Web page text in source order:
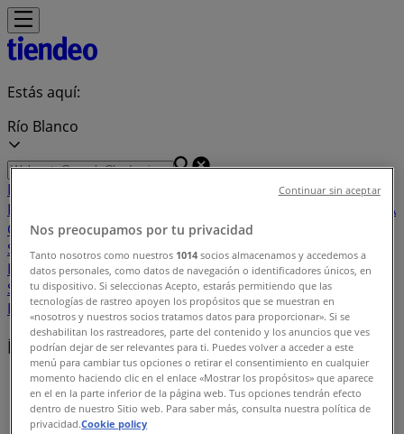
Estás aquí:
Río Blanco
Destacados
Departamentales
El Regreso A
Clases HogarFarmacias y
SaludElectrónicaFerreteríasSalud y
BellezaRestaurantesAutosBancos y
ServiciosDeporteLibrerías y PapeleríasOcioNiños
EntretenimientoÓpticas
Índice de ofertas en Río Blanco
Tiendeo en Río Blanco»
Índice de ofertas
Nos preocupamos por tu privacidad
Tanto nosotros como nuestros 1014 socios almacenamos y accedemos a
datos personales, como datos de navegación o identificadores únicos, en
tu dispositivo. Si seleccionas Acepto, estarás permitiendo que las
tecnologías de rastreo apoyen los propósitos que se muestran en
«nosotros y nuestros socios tratamos datos para proporcionar». Si se
deshabilitan los rastreadores, parte del contenido y los anuncios que ves
podrían dejar de ser relevantes para ti. Puedes volver a acceder a este
menú para cambiar tus opciones o retirar el consentimiento en cualquier
momento haciendo clic en el enlace «Mostrar los propósitos» que aparece
en el en la parte inferior de la página web. Tus opciones tendrán efecto
dentro de nuestro Sitio web. Para saber más, consulta nuestra política de
privacidad.Cookie policy
Continuar sin aceptar